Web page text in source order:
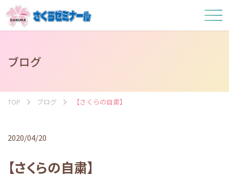
ブログ
TOP ブログ 【さくらの自粛】
2020/04/20
【さくらの自粛】